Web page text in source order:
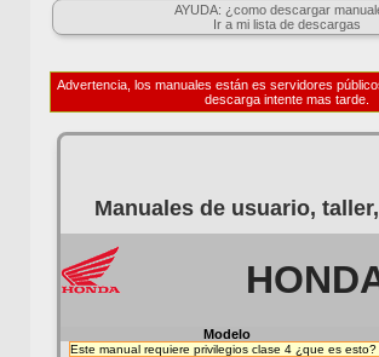
AYUDA: ¿como descargar
Ir a mi lista de descargas
Advertencia, los manuales están es servidores
descarga intente mas tarde.
Manuales de usuario,
Modelo
Este manual requiere privilegios clase 4¿que es esto?